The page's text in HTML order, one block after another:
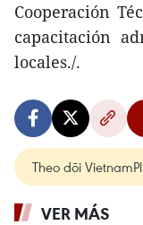
Cooperación
capacitación
locales./.
Theo dõi
VER MÁS